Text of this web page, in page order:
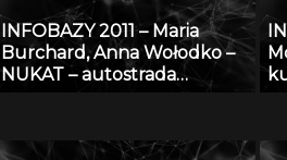
INFOBAZY 2011 – Maria
Burchard, Anna Wołodko –
NUKAT – autostrada